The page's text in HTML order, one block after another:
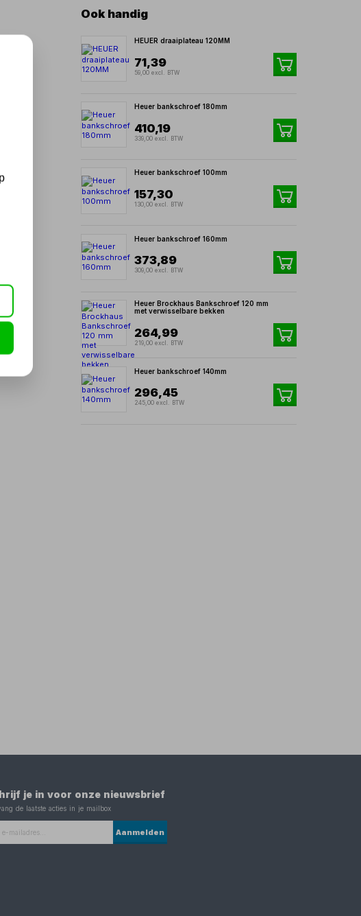
Ook handig
HEUER draaiplateau 120MM
71,39
59,00 excl. BTW
Heuer bankschroef 180mm
410,19
339,00 excl. BTW
Heuer bankschroef 100mm
157,30
130,00 excl. BTW
Heuer bankschroef 160mm
373,89
309,00 excl. BTW
Heuer Brockhaus Bankschroef 120 mm
met verwisselbare bekken
264,99
219,00 excl. BTW
Heuer bankschroef 140mm
296,45
245,00 excl. BTW
je in voor onze nieuwsbrief
de laatste acties in je mailbox
Aanmelden